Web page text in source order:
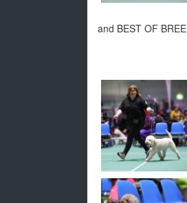
and BEST OF